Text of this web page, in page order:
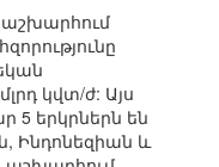
աշխարհում
կվտ/ժ: Այս
երկրներն են
Ինդոնեզիան և